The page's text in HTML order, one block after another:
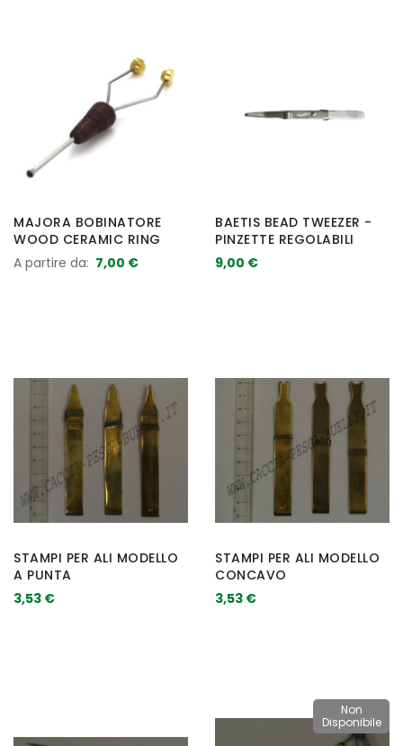
MAJORA BOBINATORE
WOOD CERAMIC RING
A partire da 7,00 €
BAETIS BEAD TWEEZER -
PINZETTE REGOLABILI
9,00 €
STAMPI PER ALI MODELLO
A PUNTA
3,53 €
STAMPI PER ALI MODELLO
CONCAVO
3,53 €
Non
Disponibile